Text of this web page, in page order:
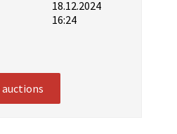
18.12.2024
16:24